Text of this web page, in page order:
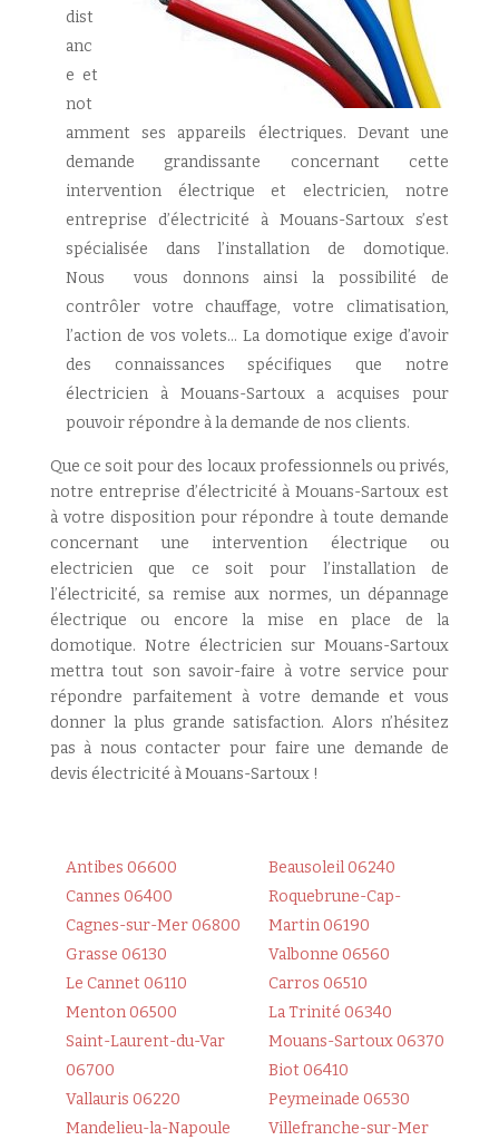
dist
anc
e et
not
amment ses appareils électriques. Devant une
demande grandissante concernant cette
intervention électrique et electricien, notre
entreprise d’électricité à Mouans-Sartoux s’est
spécialisée dans l’installation de domotique.
Nous vous donnons ainsi la possibilité de
contrôler votre chauffage, votre climatisation,
l’action de vos volets… La domotique exige d’avoir
des connaissances spécifiques que notre
électricien à Mouans-Sartoux a acquises pour
pouvoir répondre à la demande de nos clients.
Que ce soit pour des locaux professionnels ou privés,
notre entreprise d’électricité à Mouans-Sartoux est
à votre disposition pour répondre à toute demande
concernant une intervention électrique ou
electricien que ce soit pour l’installation de
l’électricité, sa remise aux normes, un dépannage
électrique ou encore la mise en place de la
domotique. Notre électricien sur Mouans-Sartoux
mettra tout son savoir-faire à votre service pour
répondre parfaitement à votre demande et vous
donner la plus grande satisfaction. Alors n’hésitez
pas à nous contacter pour faire une demande de
devis électricité à Mouans-Sartoux !
Antibes 06600
Cannes 06400
Cagnes-sur-Mer 06800
Grasse 06130
Le Cannet 06110
Menton 06500
Saint-Laurent-du-Var
06700
Vallauris 06220
Mandelieu-la-Napoule
Beausoleil 06240
Roquebrune-Cap-
Martin 06190
Valbonne 06560
Carros 06510
La Trinité 06340
Mouans-Sartoux 06370
Biot 06410
Peymeinade 06530
Villefranche-sur-Mer